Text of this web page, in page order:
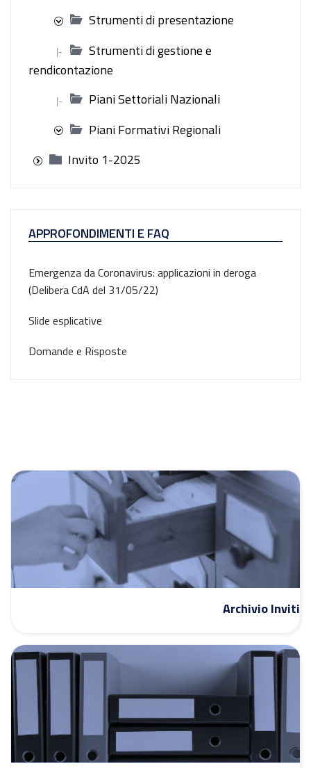
Strumenti di presentazione
|-
Strumenti di gestione e
rendicontazione
|-
Piani Settoriali Nazionali
Piani Formativi Regionali
Invito 1-2025
APPROFONDIMENTI E FAQ
Emergenza da Coronavirus: applicazioni in deroga
(Delibera CdA del 31/05/22)
Slide esplicative
Domande e Risposte
Archivio Inviti